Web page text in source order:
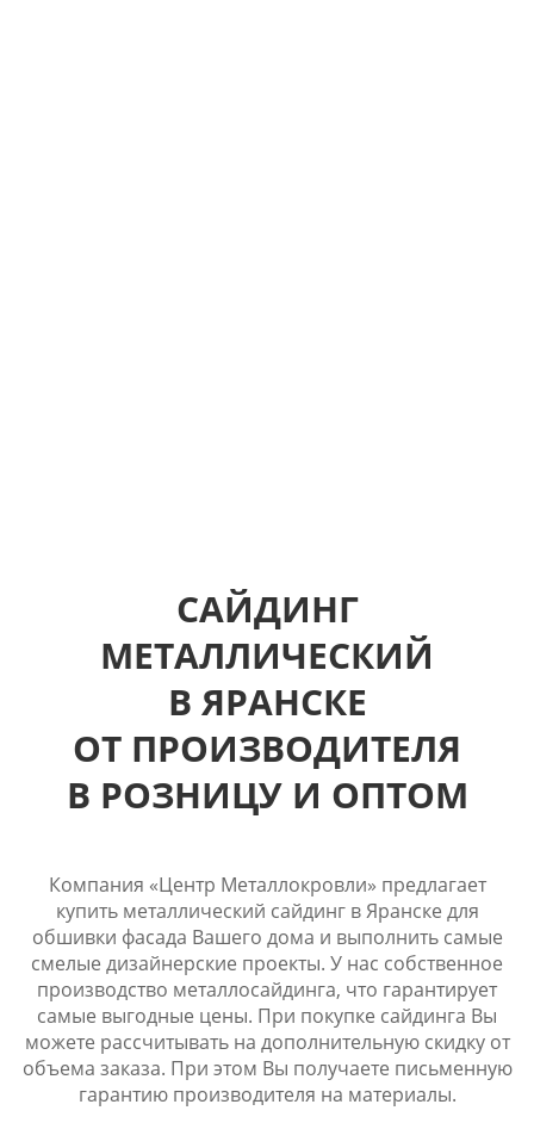
САЙДИНГ
МЕТАЛЛИЧЕСКИЙ
В ЯРАНСКЕ
ОТ ПРОИЗВОДИТЕЛЯ
В РОЗНИЦУ И ОПТОМ
Компания «Центр Металлокровли» предлагает
купить металлический сайдинг в Яранске для
обшивки фасада Вашего дома и выполнить самые
смелые дизайнерские проекты. У нас собственное
производство металлосайдинга, что гарантирует
самые выгодные цены. При покупке сайдинга Вы
можете рассчитывать на дополнительную скидку от
объема заказа. При этом Вы получаете письменную
гарантию производителя на материалы.